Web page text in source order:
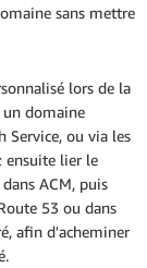
sans mettre
lors de la
domaine
Service, ou via les
ensuite lier le
ACM, puis
53 ou dans
afin d'acheminer